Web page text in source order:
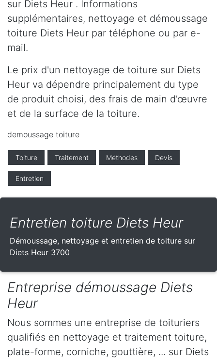
sur Diets Heur . Informations
supplémentaires, nettoyage et démoussage
toiture Diets Heur par téléphone ou par e-
mail.
Le prix d'un nettoyage de toiture sur Diets
Heur va dépendre principalement du type
de produit choisi, des frais de main d’œuvre
et de la surface de la toiture.
demoussage toiture
Toiture Traitement Méthodes Devis
Entretien
Entretien toiture Diets Heur
Démoussage, nettoyage et entretien de toiture sur
Diets Heur 3700
Entreprise démoussage Diets
Heur
Nous sommes une entreprise de toituriers
qualifiés en nettoyage et traitement toiture,
plate-forme, corniche, gouttière, ... sur Diets